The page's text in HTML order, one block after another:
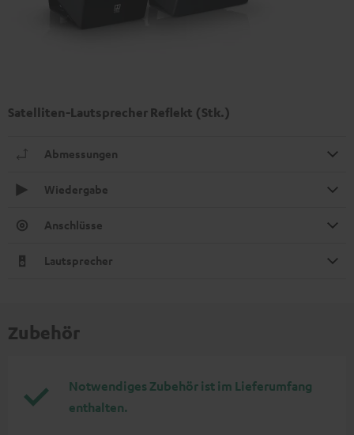
Satelliten-Lautsprecher Reflekt (Stk.)
Abmessungen
Wiedergabe
Anschlüsse
Lautsprecher
Zubehör
Notwendiges Zubehör ist im Lieferumfang
enthalten.